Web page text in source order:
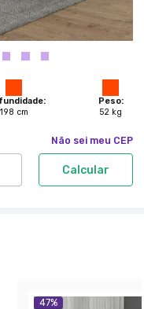
198 cm
Peso:
52 kg
Não sei meu CEP
Calcular
47%